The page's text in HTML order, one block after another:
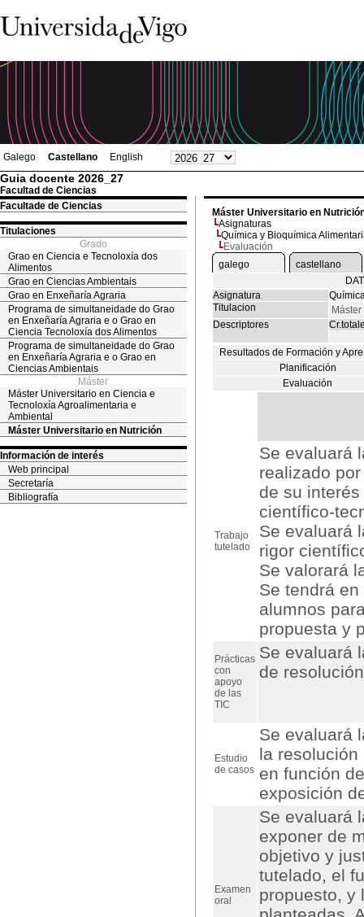
Galego Castellano English
Guia docente 2026_27
Facultad de Ciencias
Facultade de Ciencias
Titulaciones
Grado
Grao en Ciencia e Tecnoloxía dos
Alimentos
Grao en Ciencias Ambientais
Grao en Enxeñaría Agraria
Programa de simultaneidade do Grao
en Enxeñaría Agraria e o Grao en
Ciencia Tecnoloxía dos Alimentos
Programa de simultaneidade do Grao
en Enxeñaría Agraria e o Grao en
Ciencias Ambientais
Máster
Máster Universitario en Ciencia e
Tecnoloxía Agroalimentaria e
Ambiental
Máster Universitario en Nutrición
Información de interés
Web principal
Secretaría
Bibliografía
Máster Universitario en
Asignaturas
Química y Bioquímica
Evaluación
galego
castellano
Asignatura
Titulacion
Descriptores
Resultados de Formación y
Planificación
Evaluación
Trabajo
tutelado
Se evaluará
realizado
de su
científico-
Se evaluará
rigor
Se valorará
Se tendrá
alumnos
propuesta y
Prácticas
con
apoyo
de las
TIC
Se evaluará
de
Estudio
de casos
Se evaluará
la
en función
exposición
Examen
oral
Se evaluará
exponer de
objetivo y
tutelado, el
propuesto, y